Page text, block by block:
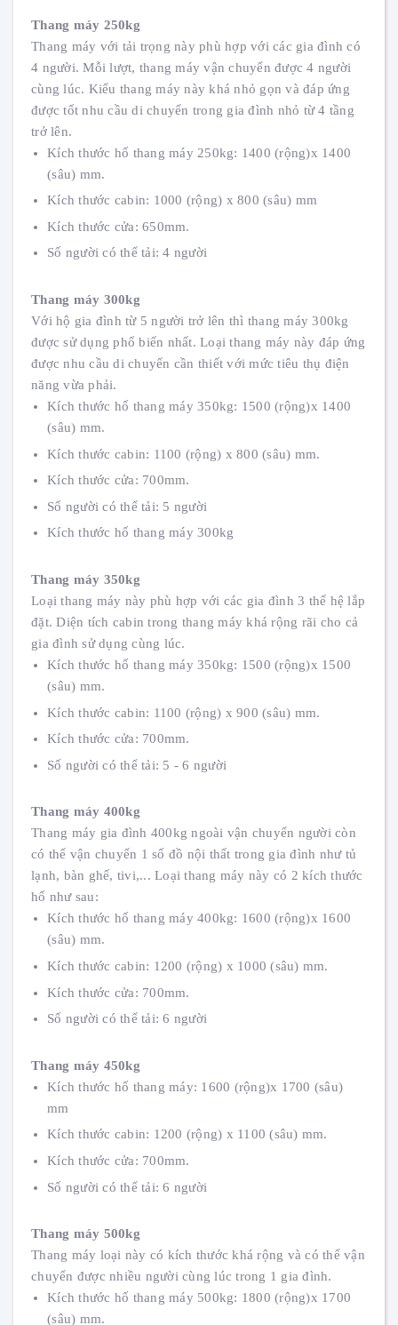
Thang máy 250kg
Thang máy với tải trọng này phù hợp với các gia đình có
4 người. Mỗi lượt, thang máy vận chuyển được 4 người
cùng lúc. Kiểu thang máy này khá nhỏ gọn và đáp ứng
được tốt nhu cầu di chuyển trong gia đình nhỏ từ 4 tầng
trở lên.
Kích thước hố thang máy 250kg: 1400 (rộng)x 1400
(sâu) mm.
Kích thước cabin: 1000 (rộng) x 800 (sâu) mm
Kích thước cửa: 650mm.
Số người có thể tải: 4 người
Thang máy 300kg
Với hộ gia đình từ 5 người trở lên thì thang máy 300kg
được sử dụng phổ biến nhất. Loại thang máy này đáp ứng
được nhu cầu di chuyển cần thiết với mức tiêu thụ điện
năng vừa phải.
Kích thước hố thang máy 350kg: 1500 (rộng)x 1400
(sâu) mm.
Kích thước cabin: 1100 (rộng) x 800 (sâu) mm.
Kích thước cửa: 700mm.
Số người có thể tải: 5 người
Kích thước hố thang máy 300kg
Thang máy 350kg
Loại thang máy này phù hợp với các gia đình 3 thế hệ lắp
đặt. Diện tích cabin trong thang máy khá rộng rãi cho cả
gia đình sử dụng cùng lúc.
Kích thước hố thang máy 350kg: 1500 (rộng)x 1500
(sâu) mm.
Kích thước cabin: 1100 (rộng) x 900 (sâu) mm.
Kích thước cửa: 700mm.
Số người có thể tải: 5 - 6 người
Thang máy 400kg
Thang máy gia đình 400kg ngoài vận chuyển người còn
có thể vận chuyển 1 số đồ nội thất trong gia đình như tủ
lạnh, bàn ghế, tivi,... Loại thang máy này có 2 kích thước
hố như sau:
Kích thước hố thang máy 400kg: 1600 (rộng)x 1600
(sâu) mm.
Kích thước cabin: 1200 (rộng) x 1000 (sâu) mm.
Kích thước cửa: 700mm.
Số người có thể tải: 6 người
Thang máy 450kg
Kích thước hố thang máy: 1600 (rộng)x 1700 (sâu)
mm
Kích thước cabin: 1200 (rộng) x 1100 (sâu) mm.
Kích thước cửa: 700mm.
Số người có thể tải: 6 người
Thang máy 500kg
Thang máy loại này có kích thước khá rộng và có thể vận
chuyển được nhiều người cùng lúc trong 1 gia đình.
Kích thước hố thang máy 500kg: 1800 (rộng)x 1700
(sâu) mm.